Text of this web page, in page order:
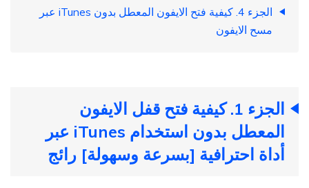
الجزء 4. كيفية فتح الايفون المعطل بدون iTunes عبر
مسح الايفون
الجزء 1. كيفية فتح قفل الايفون
المعطل بدون استخدام iTunes عبر
أداة احترافية [بسرعة وسهولة] رائج